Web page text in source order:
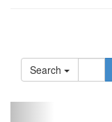
Search